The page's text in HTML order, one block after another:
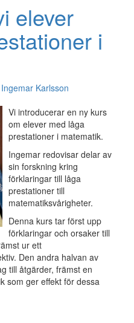
elever
i
Ingemar Karlsson
Vi introducerar en ny kurs
om elever med låga
prestationer i matematik.
Ingemar redovisar delar av
sin forskning kring
förklaringar till låga
prestationer till
matematiksvårigheter.
Denna kurs tar först upp
förklaringar och orsaker till
ur ett
Den andra halvan av
till åtgärder, främst en
som ger effekt för dessa